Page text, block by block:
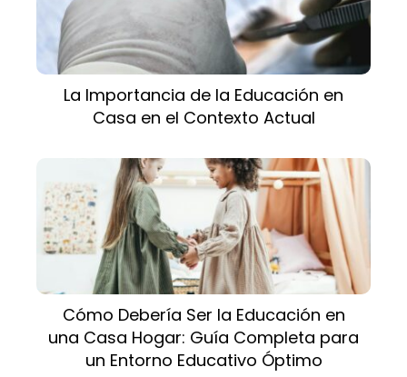
La Importancia de la Educación en
Casa en el Contexto Actual
Cómo Debería Ser la Educación en
una Casa Hogar: Guía Completa para
un Entorno Educativo Óptimo